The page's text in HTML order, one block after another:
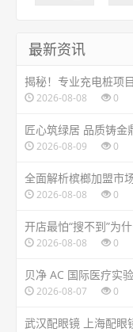
最新资讯
揭秘！专业充电桩项
2026-08-08 0
匠心筑绿居 品质铸
2026-08-09 0
全面解析槟榔加盟市
2026-08-08 0
开店最怕“搜不到”为
2026-08-08 0
贝净 AC 国际医疗实
2026-08-07 0
武汉配眼镜 上海配眼